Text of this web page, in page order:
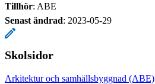
Tillhör: ABE
Senast ändrad: 2023-05-29
Skolsidor
Arkitektur och samhällsbyggnad (ABE)